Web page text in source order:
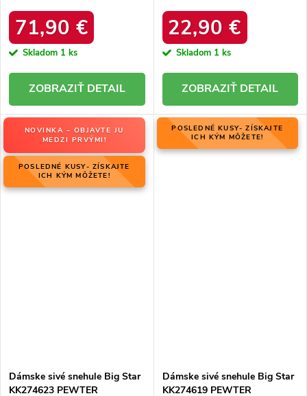
71,90 €
Skladom 1 ks
DETAIL
produktu OO274A098
22,90 €
Skladom 1 ks
DETAIL
NOVINKA – OBJAVTE JU
MEDZI PRVÝMI!
POSLEDNÉ KUSY- ZÍSKAJTE
ICH KÝM MÔŽETE!
Dámske sivé snehule Big Star
KK274623 PEWTER
POSLEDNÉ KUSY- ZÍSKAJTE
ICH KÝM MÔŽETE!
Dámske sivé snehule Big Star
KK274619 PEWTER